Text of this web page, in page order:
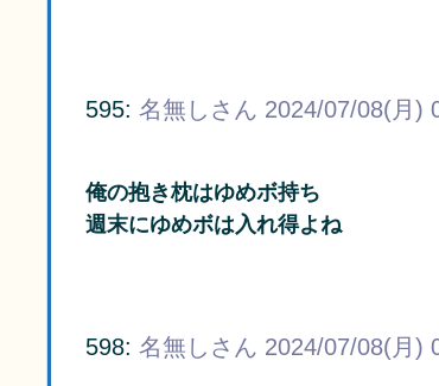
595: 名無しさん 2024/07/08(月)
俺の抱き枕はゆめボ持ち
週末にゆめボは入れ得よね
598: 名無しさん 2024/07/08(月)